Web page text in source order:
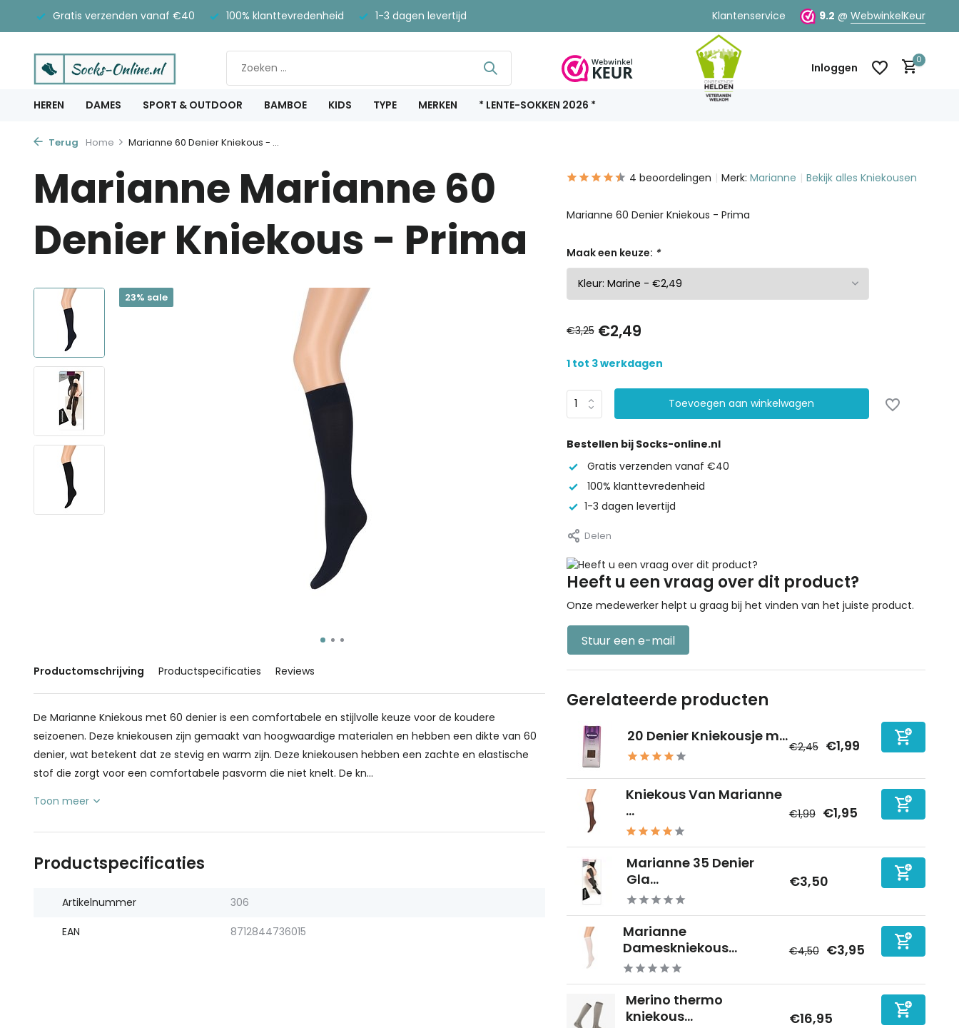
Gratis verzenden vanaf €40 100% klanttevredenheid 1-3 dagen levertijd Klantenservice 9.2 @ WebwinkelKeur
Inloggen
0
HEREN DAMES SPORT & OUTDOOR BAMBOE KIDS TYPE MERKEN * LENTE-SOKKEN 2026 *
Terug Home Marianne 60 Denier Kniekous - ...
Marianne Marianne 60
Denier Kniekous - Prima
23% sale
Productomschrijving Productspecificaties Reviews
De Marianne Kniekous met 60 denier is een comfortabele en stijlvolle keuze voor de koudere
seizoenen. Deze kniekousen zijn gemaakt van hoogwaardige materialen en hebben een dikte van 60
denier, wat betekent dat ze stevig en warm zijn. Deze kniekousen hebben een zachte en elastische
stof die zorgt voor een comfortabele pasvorm die niet knelt. De kn...
Toon meer
Productspecificaties
Artikelnummer 306
EAN 8712844736015
4 beoordelingen Merk: Marianne Bekijk alles Kniekousen
Marianne 60 Denier Kniekous - Prima
Maak een keuze: *
€3,25 €2,49
1 tot 3 werkdagen
Toevoegen aan winkelwagen
Bestellen bij Socks-online.nl
Gratis verzenden vanaf €40
100% klanttevredenheid
1-3 dagen levertijd
Delen
Heeft u een vraag over dit product?
Onze medewerker helpt u graag bij het vinden van het juiste product.
Stuur een e-mail
Gerelateerde producten
20 Denier Kniekousje m...
€2,45 €1,99
Kniekous Van Marianne
...
€1,99 €1,95
Marianne 35 Denier
Gla...
€3,50
Marianne
Dameskniekous...
€4,50 €3,95
Merino thermo
kniekous...
€16,95